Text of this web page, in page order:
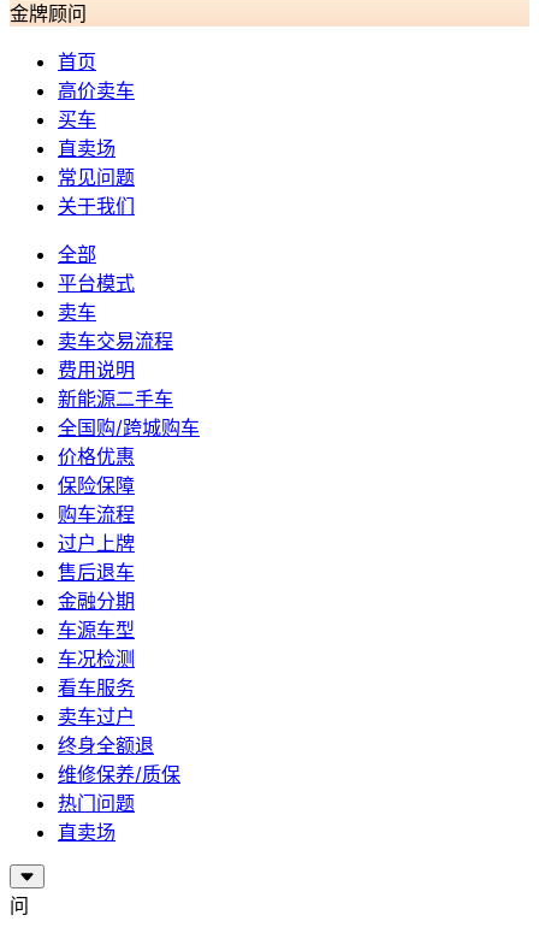
金牌顾问
首页
高价卖车
买车
直卖场
常见问题
关于我们
全部
平台模式
卖车
卖车交易流程
费用说明
新能源二手车
全国购/跨城购车
价格优惠
保险保障
购车流程
过户上牌
售后退车
金融分期
车源车型
车况检测
看车服务
卖车过户
终身全额退
维修保养/质保
热门问题
直卖场
问